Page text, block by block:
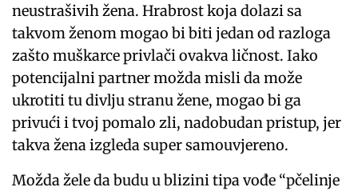
neustrašivih žena. Hrabrost koja dolazi sa
takvom ženom mogao bi biti jedan od razloga
zašto muškarce privlači ovakva ličnost. Iako
potencijalni partner možda misli da može
ukrotiti tu divlju stranu žene, mogao bi ga
privući i tvoj pomalo zli, nadobudan pristup, jer
takva žena izgleda super samouvjereno.
Možda žele da budu u blizini tipa vođe “pčelinje